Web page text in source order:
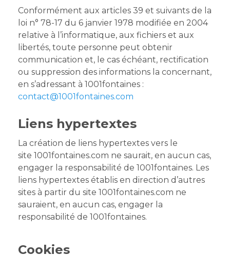
Conformément aux articles 39 et suivants de la
loi n° 78-17 du 6 janvier 1978 modifiée en 2004
relative à l’informatique, aux fichiers et aux
libertés, toute personne peut obtenir
communication et, le cas échéant, rectification
ou suppression des informations la concernant,
en s’adressant à 1001fontaines :
contact@1001fontaines.com
Liens hypertextes
La création de liens hypertextes vers le
site 1001fontaines.com ne saurait, en aucun cas,
engager la responsabilité de 1001fontaines. Les
liens hypertextes établis en direction d’autres
sites à partir du site 1001fontaines.com ne
sauraient, en aucun cas, engager la
responsabilité de 1001fontaines.
Cookies